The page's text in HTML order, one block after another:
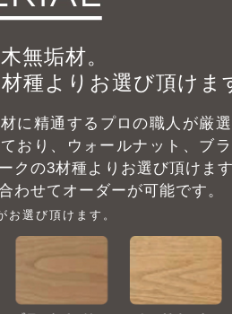
無垢材。
種よりお選び頂けま
に精通するプロの職人が厳
おり、ウォールナット、ブ
クの3材種よりお選び頂けま
わせてオーダーが可能です。
選び頂けます。